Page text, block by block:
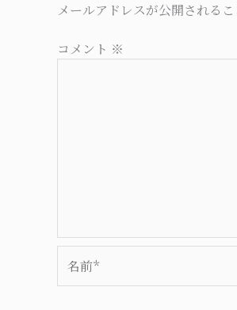
メールアドレスが公開されるこ
コメント ※
前